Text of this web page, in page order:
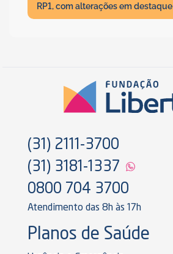
RP1, com alterações em destaque
(31) 2111-3700
(31) 3181-1337
0800 704 3700
Atendimento das 8h às 17h
Planos de Saúde